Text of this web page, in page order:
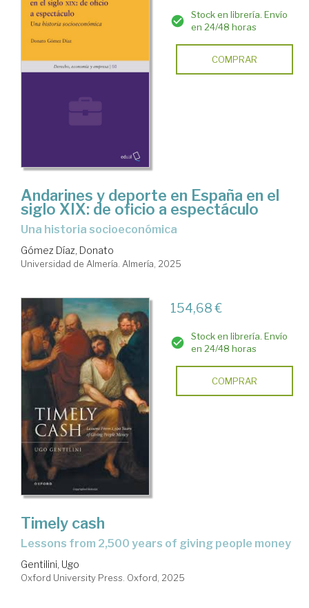
Stock en librería. Envío
en 24/48 horas
COMPRAR
Andarines y deporte en España en el
siglo XIX: de oficio a espectáculo
Una historia socioeconómica
Gómez Díaz, Donato
Universidad de Almería. Almería, 2025
154,68 €
Stock en librería. Envío
en 24/48 horas
COMPRAR
Timely cash
lessons from 2,500 years of giving people money
Gentilini, Ugo
Oxford University Press. Oxford, 2025